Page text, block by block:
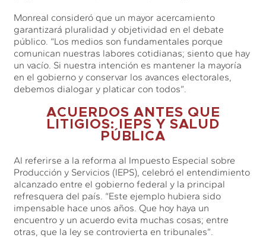
Monreal consideró que un mayor acercamiento
garantizará pluralidad y objetividad en el debate
público. “Los medios son fundamentales porque
comunican nuestras labores cotidianas; siento que hay
un vacío. Si nuestra intención es mantener la mayoría
en el gobierno y conservar los avances electorales,
debemos dialogar y platicar con todos”.
ACUERDOS ANTES QUE
LITIGIOS: IEPS Y SALUD
PÚBLICA
Al referirse a la reforma al Impuesto Especial sobre
Producción y Servicios (IEPS), celebró el entendimiento
alcanzado entre el gobierno federal y la principal
refresquera del país. “Este ejemplo hubiera sido
impensable hace unos años. Que hoy haya un
encuentro y un acuerdo evita muchas cosas; entre
otras, que la ley se controvierta en tribunales”.